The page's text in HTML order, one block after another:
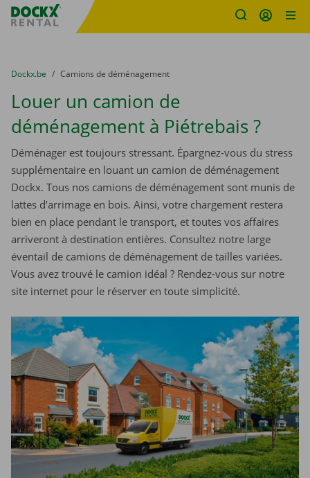
sitename
You are here:
du
Dockx.be to
Camions de déménagement
Louer un camion de
déménagement à Piétrebais ?
Déménager est toujours stressant. Épargnez-vous du stress
supplémentaire en louant un camion de déménagement
Dockx. Tous nos camions de déménagement sont munis de
lattes d’arrimage en bois. Ainsi, votre chargement restera
bien en place pendant le transport, et toutes vos affaires
arriveront à destination entières. Consultez notre large
éventail de camions de déménagement de tailles variées.
Vous avez trouvé le camion idéal ? Rendez-vous sur notre
site internet pour le réserver en toute simplicité.